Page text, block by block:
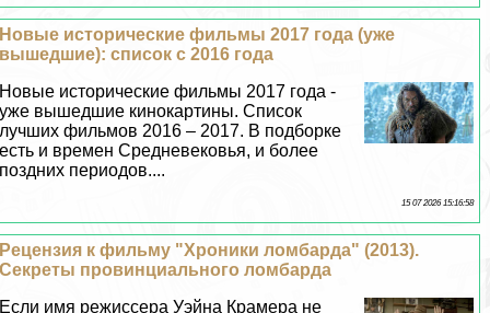
Новые исторические фильмы 2017 года (уже
вышедшие): список с 2016 года
Новые исторические фильмы 2017 года -
уже вышедшие кинокартины. Список
лучших фильмов 2016 – 2017. В подборке
есть и времен Средневековья, и более
поздних периодов....
15 07 2026 15:16:58
Рецензия к фильму "Хроники ломбарда" (2013).
Секреты провинциального ломбарда
Если имя режиссера Уэйна Крамера не